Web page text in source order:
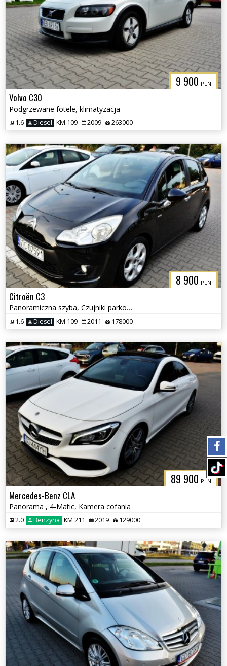
9 900 PLN
Volvo C30
Podgrzewane fotele, klimatyzacja
1.6 Diesel KM 109 2009 263000
8 900 PLN
Citroën C3
Panoramiczna szyba, Czujniki parkowania, Klimatyzacja
1.6 Diesel KM 109 2011 178000
89 900 PLN
Mercedes-Benz CLA
Panorama , 4-Matic, Kamera cofania
2.0 Benzyna KM 211 2019 129000